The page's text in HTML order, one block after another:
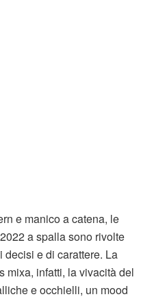
e manico a catena, le
a spalla sono rivolte
e di carattere. La
mixa, infatti, la vivacità del
e occhielli, un mood